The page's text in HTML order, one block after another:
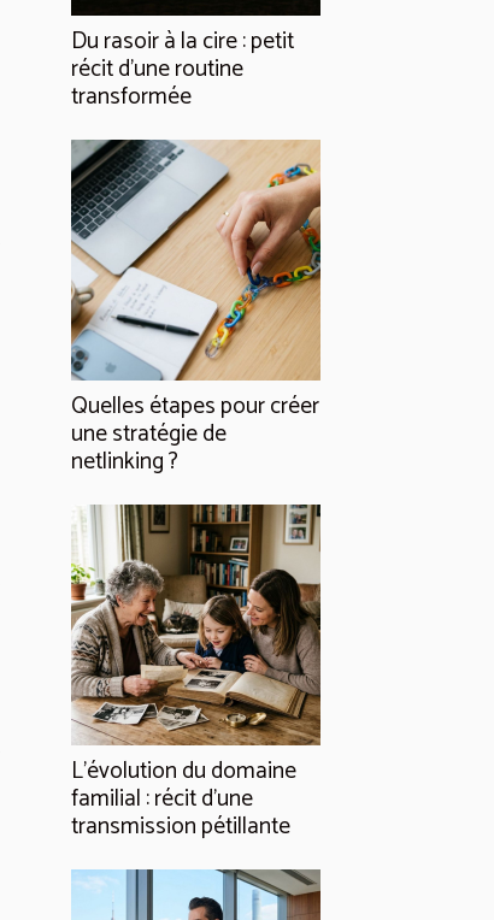
Du rasoir à la cire : petit
récit d’une routine
transformée
Quelles étapes pour créer
une stratégie de
netlinking ?
L’évolution du domaine
familial : récit d’une
transmission pétillante